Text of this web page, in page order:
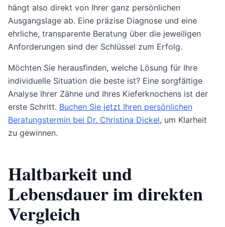
hängt also direkt von Ihrer ganz persönlichen
Ausgangslage ab. Eine präzise Diagnose und eine
ehrliche, transparente Beratung über die jeweiligen
Anforderungen sind der Schlüssel zum Erfolg.
Möchten Sie herausfinden, welche Lösung für Ihre
individuelle Situation die beste ist? Eine sorgfältige
Analyse Ihrer Zähne und Ihres Kieferknochens ist der
erste Schritt. Buchen Sie jetzt Ihren persönlichen
Beratungstermin bei Dr. Christina Dickel, um Klarheit
zu gewinnen.
Haltbarkeit und
Lebensdauer im direkten
Vergleich